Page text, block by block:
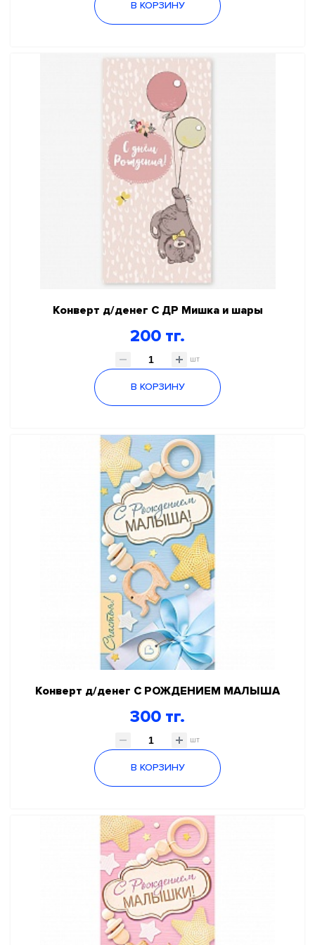
В КОРЗИНУ
Конверт д/денег С ДР Мишка и шары
200 тг.
шт
В КОРЗИНУ
Конверт д/денег С РОЖДЕНИЕМ МАЛЫША
300 тг.
шт
В КОРЗИНУ